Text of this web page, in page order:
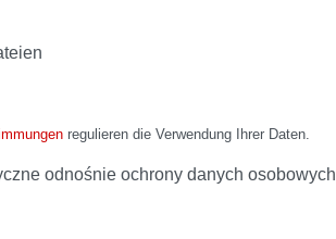
regulieren die Verwendung Ihrer Daten.
odnośnie ochrony danych osobowych